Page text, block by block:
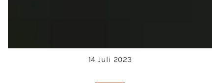
14 Juli 2023